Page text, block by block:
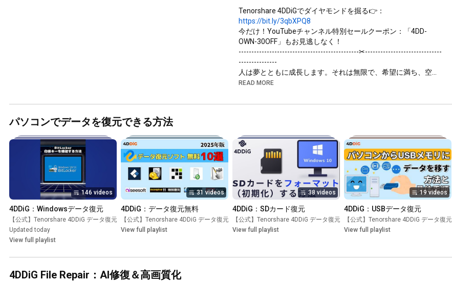
Tenorshare 4DDiGでダイヤモンドを掘る👉：
https://bit.ly/3qbXPQ8
今だけ！YouTubeチャンネル特別セールクーポン：「4DD-
OWN-30OFF」もお見逃しなく！
-----------------------------------------------✂------------------------------
---------------
人は夢とともに成長します。それは無限で、希望に満ち、空想
的で、時には支えにならないものさえあるかもしれません。夢
4DDiG はすべての旅を、あなたと共にあいみます。あなただけ
-----------------
ご覧いただきありがとうございました。もしお役に立てれば、
高評価、そしてチャンネル登録を宜しくお願い致します。ま
た、何か気になることがあれば、コマンド欄の方にメッセージ
をお願いいたします💜
............................................................................................................................
4DDiG公式サイト・SNS👇
「Tenorshare 4DDiG」公式サイト：
https://4ddig.tenorshare.com/jp/
「4DDiGデータ復元」公式Twitter：
https://twitter.com/4ddigjp
............................................................................................................................
READ MORE
パソコンでデータを復元できる方法
146 videos
4DDiG：Windowsデータ復元
【公式】Tenorshare 4DDiG データ復元
Playlist
Updated today
View full playlist
31 videos
4DDiG：データ復元無料
【公式】Tenorshare 4DDiG データ復元
Playlist
View full playlist
38 videos
4DDiG：SDカード復元
【公式】Tenorshare 4DDiG データ復元
Playlist
View full playlist
19 videos
4DDiG：USBデータ復元
【公式】Tenorshare 4DDiG データ復元
View full playlist
4DDiG File Repair：AI修復＆高画質化